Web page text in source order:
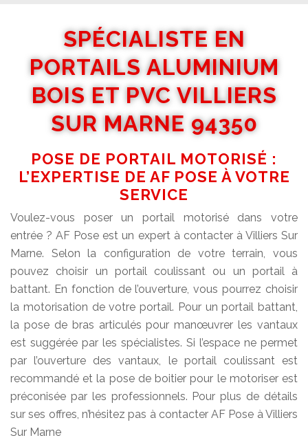
SPÉCIALISTE EN
PORTAILS ALUMINIUM
BOIS ET PVC VILLIERS
SUR MARNE 94350
POSE DE PORTAIL MOTORISÉ :
L’EXPERTISE DE AF POSE À VOTRE
SERVICE
Voulez-vous poser un portail motorisé dans votre
entrée ? AF Pose est un expert à contacter à Villiers Sur
Marne. Selon la configuration de votre terrain, vous
pouvez choisir un portail coulissant ou un portail à
battant. En fonction de l’ouverture, vous pourrez choisir
la motorisation de votre portail. Pour un portail battant,
la pose de bras articulés pour manœuvrer les vantaux
est suggérée par les spécialistes. Si l’espace ne permet
par l’ouverture des vantaux, le portail coulissant est
recommandé et la pose de boitier pour le motoriser est
préconisée par les professionnels. Pour plus de détails
sur ses offres, n’hésitez pas à contacter AF Pose à Villiers
Sur Marne